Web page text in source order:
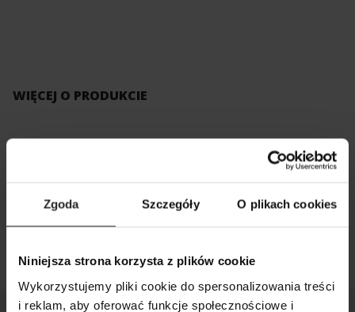
Zgoda Szczegóły O plikach cookies
Niniejsza strona korzysta z plików cookie
Wykorzystujemy pliki cookie do spersonalizowania treści
i reklam, aby oferować funkcje społecznościowe i
WIĘCEJ O PRODUKCIE
PDF
CZĘŚCI ZAMIENNE PDF